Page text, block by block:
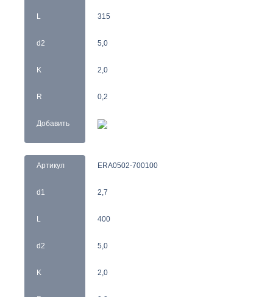
L
d2
K
R
Добавить
315
5,0
2,0
0,2
Артикул
d1
L
d2
K
ERA0502-700100
2,7
400
5,0
2,0